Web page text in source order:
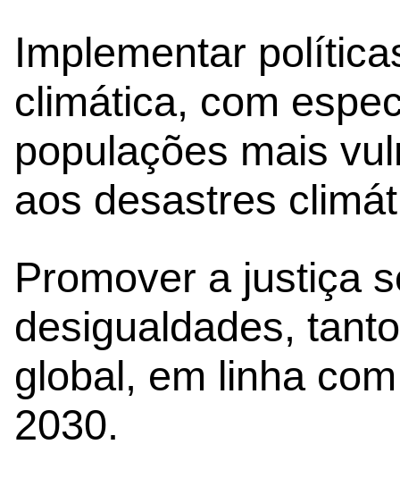
Implementar
climática, com
populações mais
aos desastres
Promover a justiça
desigualdades,
global, em linha
2030.